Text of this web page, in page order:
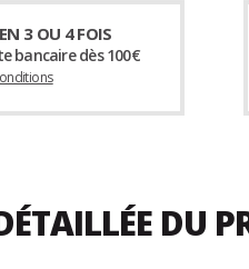
3 OU 4 FOIS
bancaire dès 100€
DU